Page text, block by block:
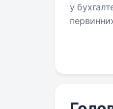
у бухгалтерську
первинних